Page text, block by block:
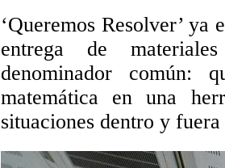
‘Queremos Resolver’ ya
entrega de
denominador común:
matemática en una
situaciones dentro y